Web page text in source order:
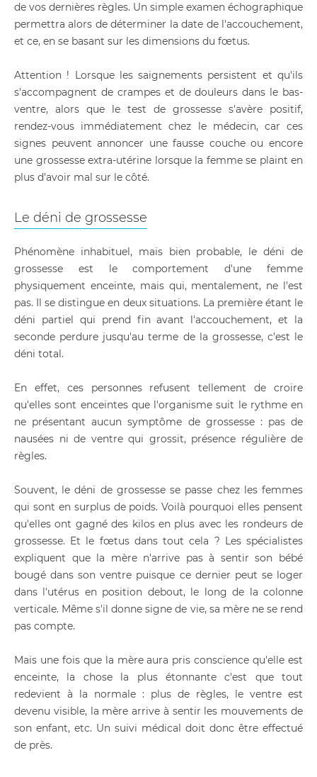
de vos dernières règles. Un simple examen échographique
permettra alors de déterminer la date de l'accouchement,
et ce, en se basant sur les dimensions du fœtus.
Attention ! Lorsque les saignements persistent et qu'ils
s'accompagnent de crampes et de douleurs dans le bas-
ventre, alors que le test de grossesse s'avère positif,
rendez-vous immédiatement chez le médecin, car ces
signes peuvent annoncer une fausse couche ou encore
une grossesse extra-utérine lorsque la femme se plaint en
plus d'avoir mal sur le côté.
Le déni de grossesse
Phénomène inhabituel, mais bien probable, le déni de
grossesse est le comportement d'une femme
physiquement enceinte, mais qui, mentalement, ne l'est
pas. Il se distingue en deux situations. La première étant le
déni partiel qui prend fin avant l'accouchement, et la
seconde perdure jusqu'au terme de la grossesse, c'est le
déni total.
En effet, ces personnes refusent tellement de croire
qu'elles sont enceintes que l'organisme suit le rythme en
ne présentant aucun symptôme de grossesse : pas de
nausées ni de ventre qui grossit, présence régulière de
règles.
Souvent, le déni de grossesse se passe chez les femmes
qui sont en surplus de poids. Voilà pourquoi elles pensent
qu'elles ont gagné des kilos en plus avec les rondeurs de
grossesse. Et le fœtus dans tout cela ? Les spécialistes
expliquent que la mère n'arrive pas à sentir son bébé
bougé dans son ventre puisque ce dernier peut se loger
dans l'utérus en position debout, le long de la colonne
verticale. Même s'il donne signe de vie, sa mère ne se rend
pas compte.
Mais une fois que la mère aura pris conscience qu'elle est
enceinte, la chose la plus étonnante c'est que tout
redevient à la normale : plus de règles, le ventre est
devenu visible, la mère arrive à sentir les mouvements de
son enfant, etc. Un suivi médical doit donc être effectué
de près.